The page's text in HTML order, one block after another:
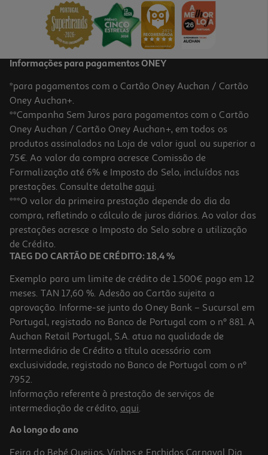
Informações para pagamentos ONEY
*para pagamentos com o Cartão Oney Auchan / Cartão
Oney Auchan+.
**Campanha Sem Juros para pagamentos com o Cartão
Oney Auchan / Cartão Oney Auchan+, em todos os
produtos assinalados na Loja de valor igual ou superior a
75€. Ao valor da compra acresce Comissão de
Formalização até 6% e Imposto do Selo, incluídos nas
prestações. Consulte detalhe aqui.
***O valor da primeira prestação depende do dia da
compra, refletindo o cálculo de juros diários. Ao valor das
prestações acresce o Imposto do Selo sobre a utilização
de Crédito.
TAEG DO CARTÃO DE CRÉDITO: 18,4 %
Exemplo para um limite de crédito de 1.500€ pago em 12
meses. TAN 17,60 %. Adesão ao Cartão sujeita a
aprovação. Informe-se junto do Oney Bank – Sucursal em
Portugal, registado no Banco de Portugal com o nº 881. A
Auchan Retail Portugal, S.A. atua na qualidade de
Intermediário de Crédito a título acessório com
exclusividade, registado no Banco de Portugal com o nº
7952.
Informação referente à prestação de serviços de
intermediação de crédito, aqui.
Ao longo do ano
Feira do Bebé Queijos, Vinhos e Enchidos Carnaval Dia